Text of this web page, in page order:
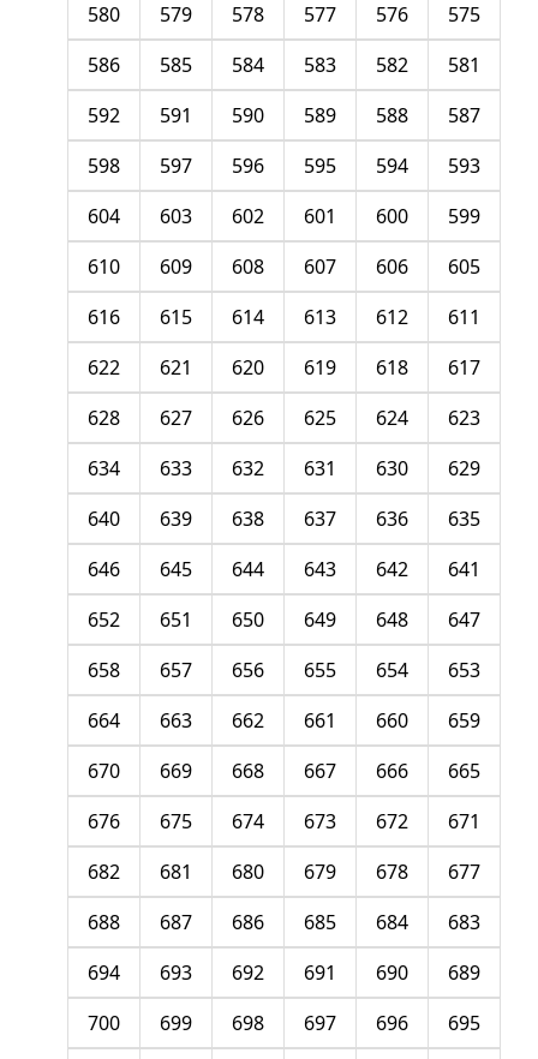
575
576
577
578
579
580
581
582
583
584
585
586
587
588
589
590
591
592
593
594
595
596
597
598
599
600
601
602
603
604
605
606
607
608
609
610
611
612
613
614
615
616
617
618
619
620
621
622
623
624
625
626
627
628
629
630
631
632
633
634
635
636
637
638
639
640
641
642
643
644
645
646
647
648
649
650
651
652
653
654
655
656
657
658
659
660
661
662
663
664
665
666
667
668
669
670
671
672
673
674
675
676
677
678
679
680
681
682
683
684
685
686
687
688
689
690
691
692
693
694
695
696
697
698
699
700